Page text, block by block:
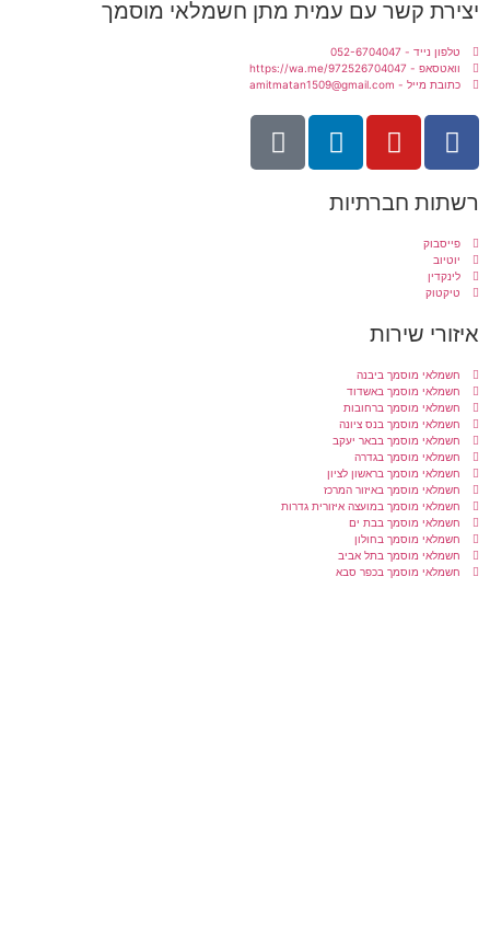
יצירת קשר עם עמית מתן חשמלאי מוסמך
טלפון נייד - 052-6704047
וואטסאפ - https://wa.me/972526704047
כתובת מייל - amitmatan1509@gmail.com
רשתות חברתיות
פייסבוק
יוטיוב
לינקדין
טיקטוק
איזורי שירות
חשמלאי מוסמך ביבנה
חשמלאי מוסמך באשדוד
חשמלאי מוסמך ברחובות
חשמלאי מוסמך בנס ציונה
חשמלאי מוסמך בבאר יעקב
חשמלאי מוסמך בגדרה
חשמלאי מוסמך בראשון לציון
חשמלאי מוסמך באיזור המרכז
חשמלאי מוסמך במועצה איזורית גדרות
חשמלאי מוסמך בבת ים
חשמלאי מוסמך בחולון
חשמלאי מוסמך בתל אביב
חשמלאי מוסמך בכפר סבא